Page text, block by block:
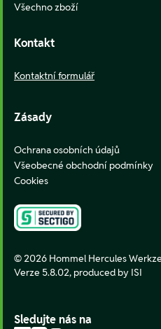
Všechno zboží
Kontakt
Kontaktní formulář
Zásady
Ochrana osobních údajů
Všeobecné obchodní podmínky
Cookies
© 2026 Hommel Hercules
Verze 5.8.02, produced by ISI
Sledujte nás na